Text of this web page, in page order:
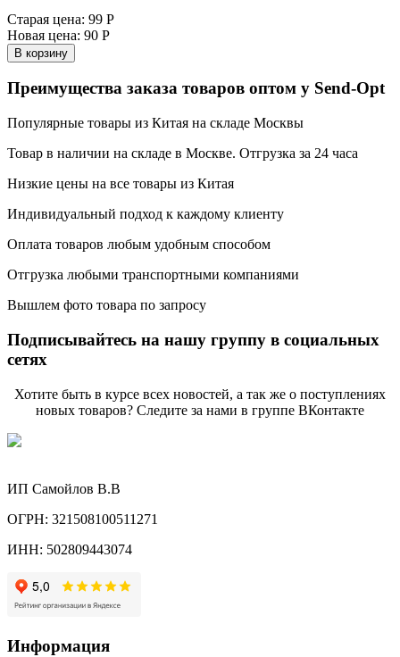
Старая цена: 99 Р
Новая цена: 90 Р
В корзину
Преимущества заказа товаров оптом у Send-Opt
Популярные товары из Китая на складе Москвы
Товар в наличии на складе в Москве. Отгрузка за 24 часа
Низкие цены на все товары из Китая
Индивидуальный подход к каждому клиенту
Оплата товаров любым удобным способом
Отгрузка любыми транспортными компаниями
Вышлем фото товара по запросу
Подписывайтесь на нашу группу в социальных
сетях
Хотите быть в курсе всех новостей, а так же о поступлениях
новых товаров? Следите за нами в группе ВКонтакте
ИП Самойлов В.В
ОГРН: 321508100511271
ИНН: 502809443074
Информация